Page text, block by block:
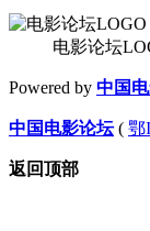
电影论坛
Powered by 中国
中国电影论坛( 鄂
返回顶部